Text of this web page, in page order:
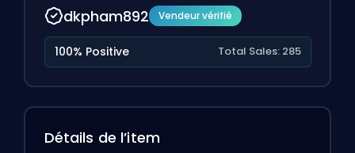
dkpham892 Vendeur vérifié
100% Positive Total Sales: 285
Détails de l’item